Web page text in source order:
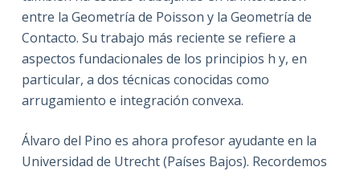
entre la Geometría de Poisson y la Geometría de
Contacto. Su trabajo más reciente se refiere a
aspectos fundacionales de los principios h y, en
particular, a dos técnicas conocidas como
arrugamiento e integración convexa.
Álvaro del Pino es ahora profesor ayudante en la
Universidad de Utrecht (Países Bajos). Recordemos